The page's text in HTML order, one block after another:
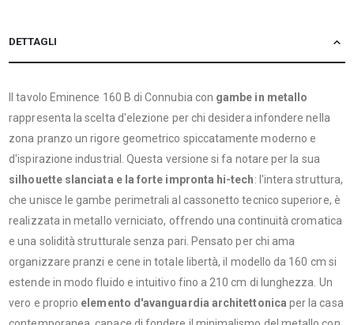
DETTAGLI
Il tavolo Eminence 160 B di Connubia con gambe in metallo
rappresenta la scelta d'elezione per chi desidera infondere nella
zona pranzo un rigore geometrico spiccatamente moderno e
d'ispirazione industrial. Questa versione si fa notare per la sua
silhouette slanciata e la forte impronta hi-tech: l'intera struttura,
che unisce le gambe perimetrali al cassonetto tecnico superiore, è
realizzata in metallo verniciato, offrendo una continuità cromatica
e una solidità strutturale senza pari. Pensato per chi ama
organizzare pranzi e cene in totale libertà, il modello da 160 cm si
estende in modo fluido e intuitivo fino a 210 cm di lunghezza. Un
vero e proprio elemento d'avanguardia architettonica per la casa